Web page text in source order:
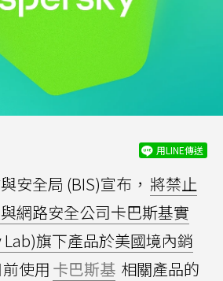
用LINE傳送
安全局 (BIS)宣布， 將禁止
網路安全公司卡巴斯基實
Lab)旗下產品於美國境內銷
使用 卡巴斯基 相關產品的